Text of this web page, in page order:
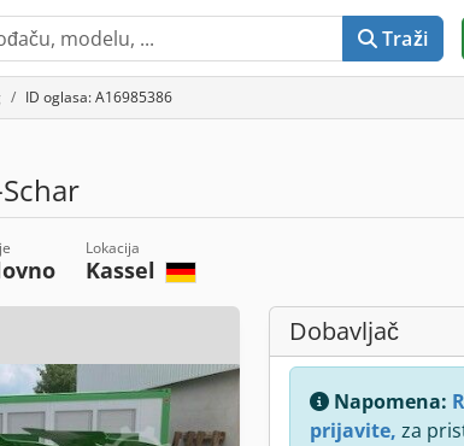
Traži
ID oglasa: A16985386
Lokacija
Kassel
Dobavljač
Napomena:
prijavite, za